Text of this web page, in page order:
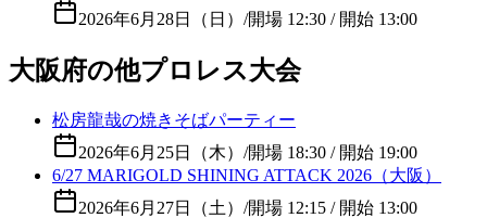
2026年6月28日（日） /開場 12:30 / 開始 13:00
大阪府の他プロレス大会
松房龍哉の焼きそばパーティー
2026年6月25日（木） /開場 18:30 / 開始 19:00
6/27 MARIGOLD SHINING ATTACK 2026（大阪）
2026年6月27日（土） /開場 12:15 / 開始 13:00